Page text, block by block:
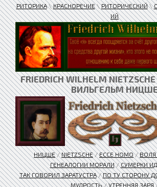
РИТОРИКА\КРАСНОРЕЧИЕ\РИТОРИЧЕСКИЙ\
ИЙ
FRIEDRICH WILHELM
ВИЛЬГЕЛЬМ
НИЦШЕ/NIETZSCHE/ЕССЕ HOMO/ВОЛЯ
ГЕНЕАЛОГИИ МОРАЛИ/СУМЕРКИ
ТАК ГОВОРИЛ ЗАРАТУСТРА/ПО ТУ СТОРОНУ
МУДРОСТЬ/УТРЕННЯЯ ЗАРЯ